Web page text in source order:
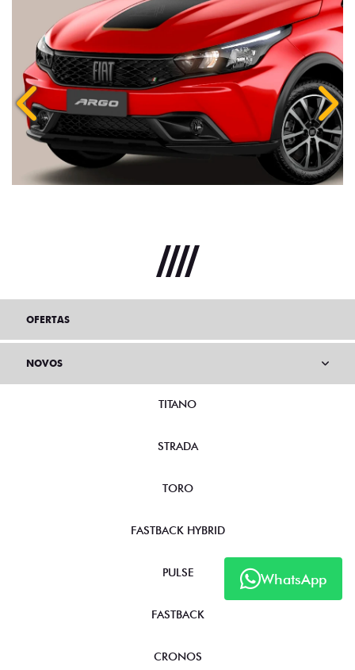
Anterior
WhatsApp
OFERTAS
NOVOS
TITANO
STRADA
TORO
FASTBACK HYBRID
PULSE
FASTBACK
CRONOS